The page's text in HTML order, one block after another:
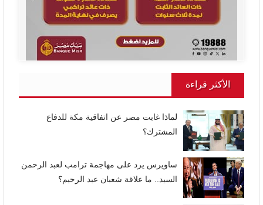
الأكثر قراءة
لماذا غابت مصر عن اتفاقية مكة للدفاع
المشترك؟
ساويرس يرد على مهاجمة ترامب لعبد الرحمن
السيد.. ما علاقة شعبان عبد الرحيم؟